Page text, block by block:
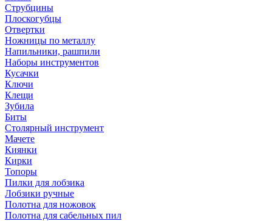
Струбцины
Плоскогубцы
Отвертки
Ножницы по металлу
Напильники, рашпили
Наборы инструментов
Кусачки
Ключи
Клещи
Зубила
Биты
Столярный инструмент
Мачете
Киянки
Кирки
Топоры
Пилки для лобзика
Лобзики ручные
Полотна для ножовок
Полотна для сабельных пил